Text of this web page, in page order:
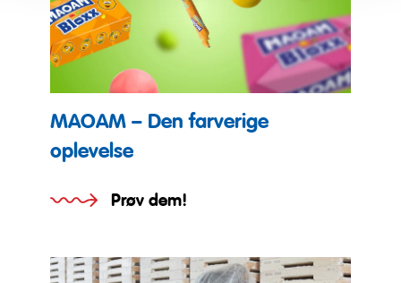
MAOAM – Den farverige
oplevelse
Prøv dem!